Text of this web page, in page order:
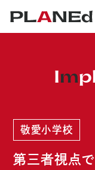
Im
敬愛小学校
第三者視点で